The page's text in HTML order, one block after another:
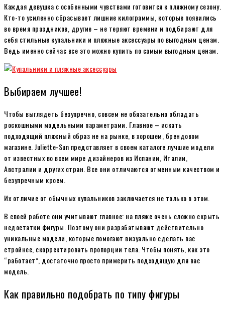
Каждая девушка с особенными чувствами готовится к пляжному сезону.
Кто-то усиленно сбрасывает лишние килограммы, которые появились
во время праздников, другие – не теряют времени и подбирают для
себя стильные купальники и пляжные аксессуары по выгодным ценам.
Ведь именно сейчас все это можно купить по самым выгодным ценам.
Выбираем лучшее!
Чтобы выглядеть безупречно, совсем не обязательно обладать
роскошными модельными параметрами. Главное – искать
подходящий пляжный образ не на рынке, в хорошем, брендовом
магазине. Juliette-Sun представляет в своем каталоге лучшие модели
от известных во всем мире дизайнеров из Испании, Италии,
Австралии и других стран. Все они отличаются отменным качеством и
безупречным кроем.
Их отличие от обычных купальников заключается не только в этом.
В своей работе они учитывают главное: на пляже очень сложно скрыть
недостатки фигуры. Поэтому они разрабатывают действительно
уникальные модели, которые помогают визуально сделать вас
стройнее, скорректировать пропорции тела. Чтобы понять, как это
“работает”, достаточно просто примерить подходящую для вас
модель.
Как правильно подобрать по типу фигуры